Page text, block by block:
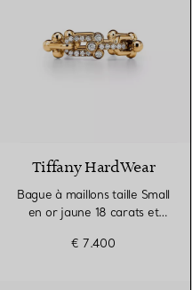
Tiffany HardWear
Bague à maillons taille Small
en or jaune 18 carats et
€ 7.400